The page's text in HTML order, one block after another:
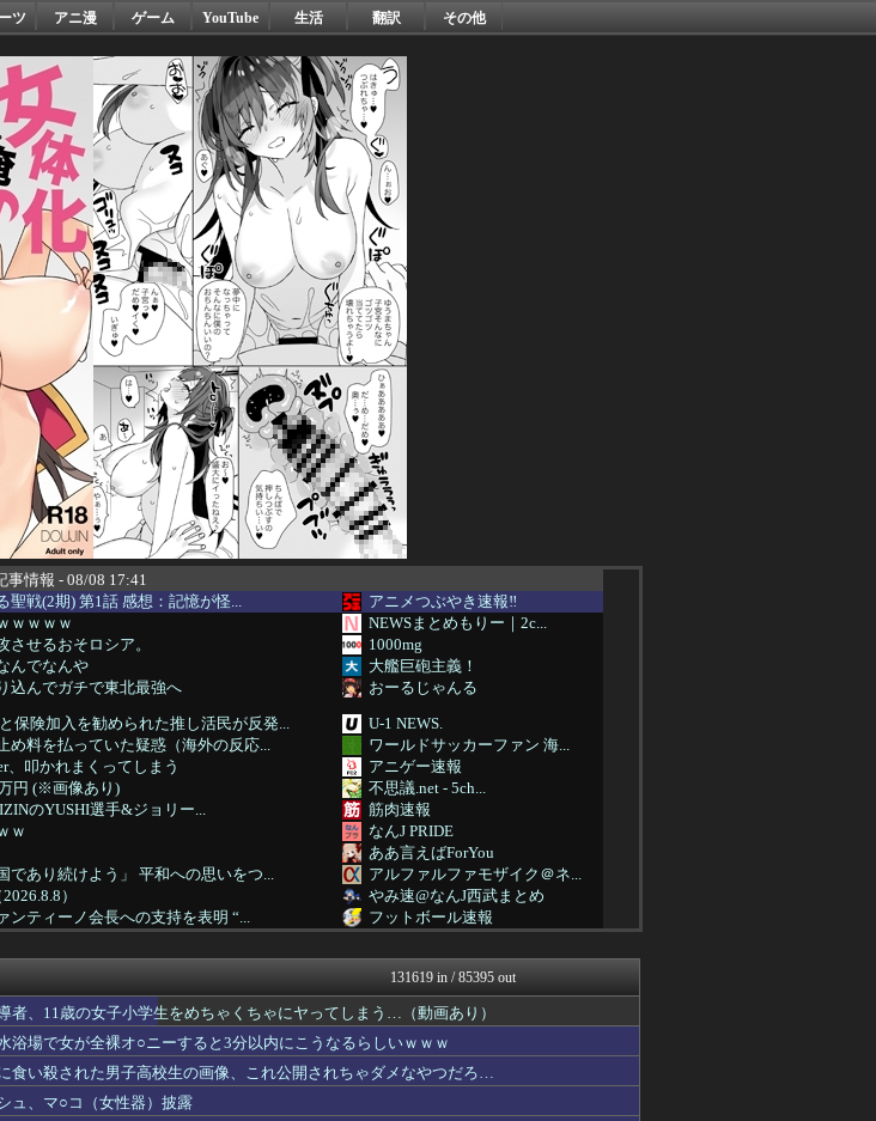
ツ アニ漫 ゲーム YouTube 生活 翻訳 その他
事情報 - 08/08 17:41
戦(2期) 第1話 感想：記憶が怪...
アニメつぶやき速報‼︎
ｗｗｗｗ
NEWSまとめもりー｜2c...
させるおそロシア。
1000mg
んでなんや
大艦巨砲主義！
込んでガチで東北最強へ
おーるじゃんる
保険加入を勧められた推し活民が反発...
U-1 NEWS.
め料を払っていた疑惑（海外の反応...
ワールドサッカーファン 海...
、叩かれまくってしまう
アニゲー速報
円 (※画像あり)
不思議.net - 5ch...
のYUSHI選手&ジョリー...
筋肉速報
ｗ
なんJ PRIDE
ああ言えばForYou
であり続けよう」 平和への思いをつ...
アルファルファモザイク＠ネ...
）
やみ速@なんJ西武まとめ
ンティーノ会長への支持を表明 “...
フットボール速報
変えて」俺「いや、それおかしくない...
修羅場ハザード -復讐・D...
島カープ 18:00〜
ベイスターズ速報＠なんJ
中日 2026/08/08
虎速
！！！！
なんJ（まとめては）いかん...
表！！！
ぐら速 -声優まとめ速報-
まとめたニュース
亡ｗｗｗｗｗｗｗｗｗｗwww...
バズッター速報
感だけだったのがバレるｗｗｗｗ
わんこーる速報！
131619 in / 85395 out
者、11歳の女子小学生をめちゃくちゃにヤってしまう…（動画あり）
浴場で女が全裸オ○ニーすると3分以内にこうなるらしいｗｗｗ
食い殺された男子高校生の画像、これ公開されちゃダメなやつだろ…
ュ、マ○コ（女性器）披露